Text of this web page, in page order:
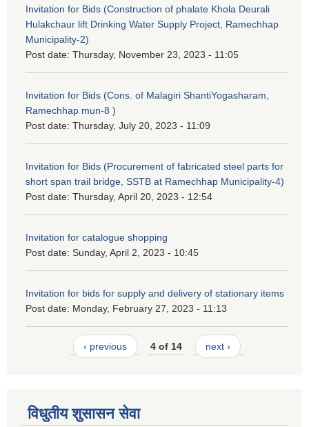
Invitation for Bids (Construction of phalate Khola Deurali
Hulakchaur lift Drinking Water Supply Project, Ramechhap
Municipality-2)
Post date: Thursday, November 23, 2023 - 11:05
Invitation for Bids (Cons. of Malagiri ShantiYogasharam,
Ramechhap mun-8 )
Post date: Thursday, July 20, 2023 - 11:09
Invitation for Bids (Procurement of fabricated steel parts for
short span trail bridge, SSTB at Ramechhap Municipality-4)
Post date: Thursday, April 20, 2023 - 12:54
Invitation for catalogue shopping
Post date: Sunday, April 2, 2023 - 10:45
Invitation for bids for supply and delivery of stationary items
Post date: Monday, February 27, 2023 - 11:13
‹ previous 4 of 14 next ›
विधुतीय शुसासन सेवा